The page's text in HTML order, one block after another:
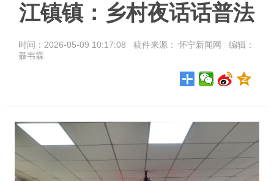
江镇镇：乡村夜话话普法
时间：2026-05-09 10:17:08 稿件来源： 怀宁新闻网 编辑：
聂韦霖